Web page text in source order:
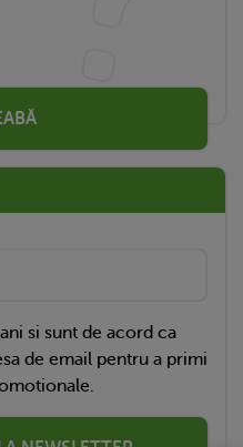
si sunt de acord ca
de email pentru a primi